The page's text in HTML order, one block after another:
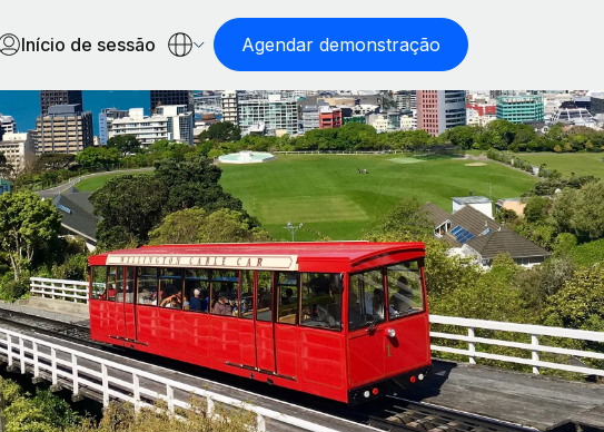
Início de sessão Agendar demonstração